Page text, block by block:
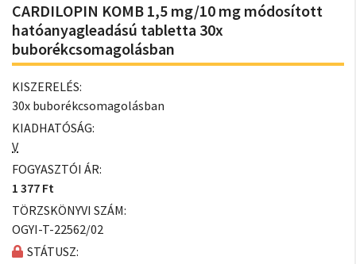
CARDILOPIN KOMB 1,5 mg/10 mg módosított
hatóanyagleadású tabletta 30x
buborékcsomagolásban
KISZERELÉS:
30x buborékcsomagolásban
KIADHATÓSÁG:
V
FOGYASZTÓI ÁR:
1 377 Ft
TÖRZSKÖNYVI SZÁM:
OGYI-T-22562/02
STÁTUSZ: